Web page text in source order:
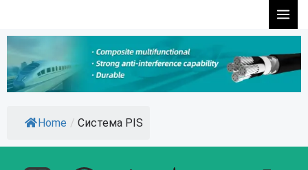
содержимому
Home / Система PIS